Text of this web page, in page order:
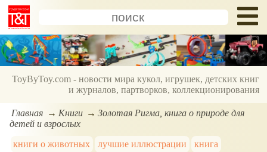
ToyByToy.com - новости мира кукол, игрушек, детских книг
и журналов, партворков, коллекционирования
Главная Книги
Золотая Ригма, книга о природе для
детей и взрослых
книги о животных
лучшие иллюстрации
книга